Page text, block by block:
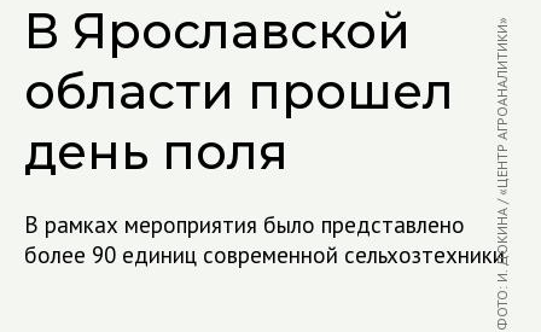
В Ярославской
области прошел
день поля
В рамках мероприятия было представлено
более 90 единиц современной сельхозтехники
ФОТО: И. ДОКИНА / «ЦЕНТР АГРОАНАЛИТИКИ»